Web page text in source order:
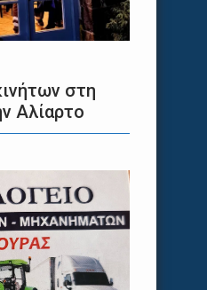
στη
Αλίαρτο